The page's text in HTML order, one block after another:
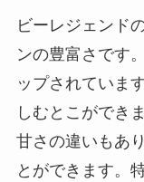
ビーレジェンド
ンの豊富さです
ップされていま
しむとこができ
甘さの違いもあ
とができます。